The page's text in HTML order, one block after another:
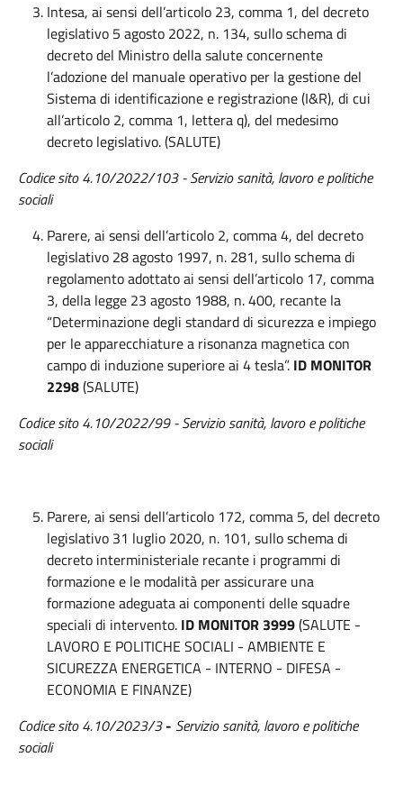
Intesa, ai sensi dell’articolo 23, comma 1, del decreto
legislativo 5 agosto 2022, n. 134, sullo schema di
decreto del Ministro della salute concernente
l’adozione del manuale operativo per la gestione del
Sistema di identificazione e registrazione (I&R), di cui
all’articolo 2, comma 1, lettera q), del medesimo
decreto legislativo. (SALUTE)
Codice sito 4.10/2022/103 - Servizio sanità, lavoro e politiche
sociali
Parere, ai sensi dell’articolo 2, comma 4, del decreto
legislativo 28 agosto 1997, n. 281, sullo schema di
regolamento adottato ai sensi dell’articolo 17, comma
3, della legge 23 agosto 1988, n. 400, recante la
“Determinazione degli standard di sicurezza e impiego
per le apparecchiature a risonanza magnetica con
campo di induzione superiore ai 4 tesla”. ID MONITOR
2298(SALUTE)
Codice sito 4.10/2022/99 - Servizio sanità, lavoro e politiche
sociali
Parere, ai sensi dell’articolo 172, comma 5, del decreto
legislativo 31 luglio 2020, n. 101, sullo schema di
decreto interministeriale recante i programmi di
formazione e le modalità per assicurare una
formazione adeguata ai componenti delle squadre
speciali di intervento. ID MONITOR 3999(SALUTE -
LAVORO E POLITICHE SOCIALI - AMBIENTE E
SICUREZZA ENERGETICA - INTERNO - DIFESA -
ECONOMIA E FINANZE)
Codice sito 4.10/2023/3- Servizio sanità, lavoro e politiche
sociali